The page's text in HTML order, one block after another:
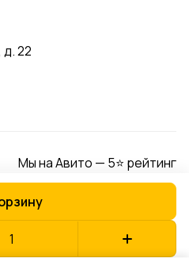
д. 22
Мы на Авито — 5⭐ рейтинг